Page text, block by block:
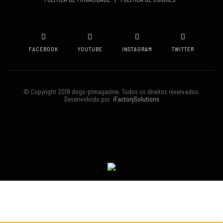
FACEBOOK YOUTUBE INSTAGRAM TWITTER
© Copyright 2019 dogs-ptmagazine. Todos os direitos reservados.
Desenvolvido poriFactorySolutions